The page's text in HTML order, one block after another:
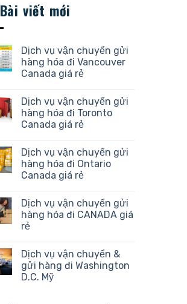
Bài viết mới
Dịch vụ vận chuyển gửi
hàng hóa đi Vancouver
Canada giá rẻ
Dịch vụ vận chuyển gửi
hàng hóa đi Toronto
Canada giá rẻ
Dịch vụ vận chuyển gửi
hàng hóa đi Ontario
Canada giá rẻ
Dịch vụ vận chuyển gửi
hàng hóa đi CANADA giá
rẻ
Dịch vụ vận chuyển &
gửi hàng đi Washington
D.C. Mỹ